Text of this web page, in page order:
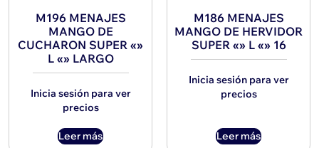
M196 MENAJES
MANGO DE
CUCHARON SUPER «»
L «» LARGO
Inicia sesión para ver
precios
Leer más
M186 MENAJES
MANGO DE HERVIDOR
SUPER «» L «» 16
Inicia sesión para ver
precios
Leer más